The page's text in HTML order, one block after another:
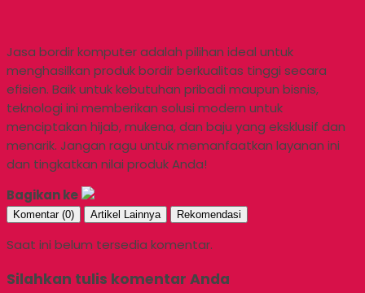
Jasa bordir komputer adalah pilihan ideal untuk
menghasilkan produk bordir berkualitas tinggi secara
efisien. Baik untuk kebutuhan pribadi maupun bisnis,
teknologi ini memberikan solusi modern untuk
menciptakan hijab, mukena, dan baju yang eksklusif dan
menarik. Jangan ragu untuk memanfaatkan layanan ini
dan tingkatkan nilai produk Anda!
Bagikan ke
Komentar (0) Artikel Lainnya Rekomendasi
Saat ini belum tersedia komentar.
Silahkan tulis komentar Anda